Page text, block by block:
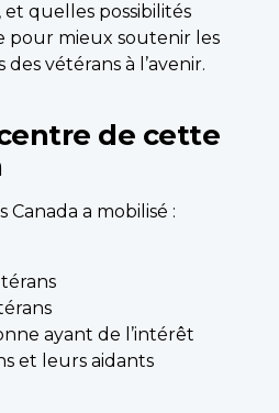
et quelles possibilités
pour mieux soutenir les
vétérans à l’avenir.
de cette
a mobilisé :
ayant de l’intérêt
et leurs aidants